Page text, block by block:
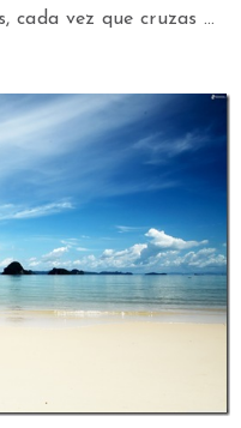
cada vez que cruzas …